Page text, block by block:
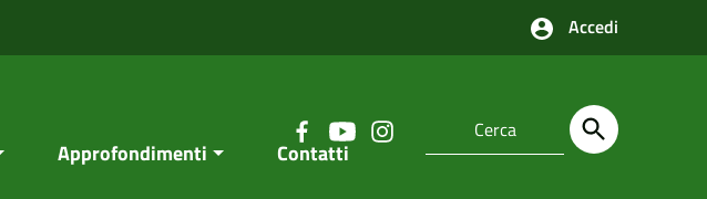
Accedi
Approfondimenti Contatti